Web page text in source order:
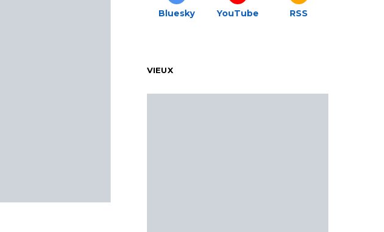
Bluesky YouTube RSS
VIEUX